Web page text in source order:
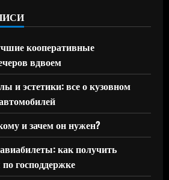
кооперативные
вдвоем
и эстетики: все о кузовном
и зачем он нужен?
как получить
господдержке